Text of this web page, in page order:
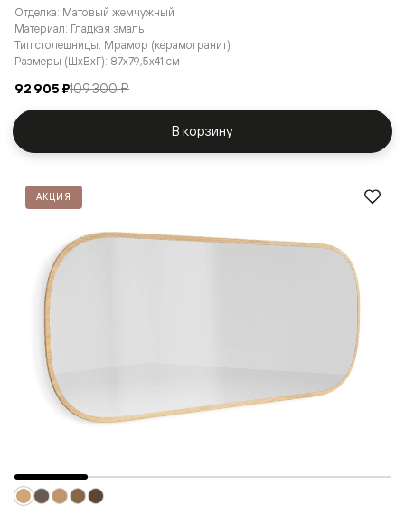
Отделка: Матовый жемчужный
Материал: Гладкая эмаль
Тип столешницы: Мрамор (керамогранит)
Размеры (ШxВxГ): 87x79,5x41 см
92 905 ₽109 300 ₽
В корзину
АКЦИЯ